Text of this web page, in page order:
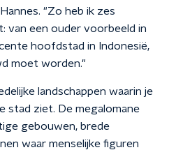
"Zo heb ik zes
van een ouder voorbeeld in
hoofdstad in Indonesië,
moet worden."
landschappen waarin je
stad ziet. De megalomane
gebouwen, brede
waar menselijke figuren